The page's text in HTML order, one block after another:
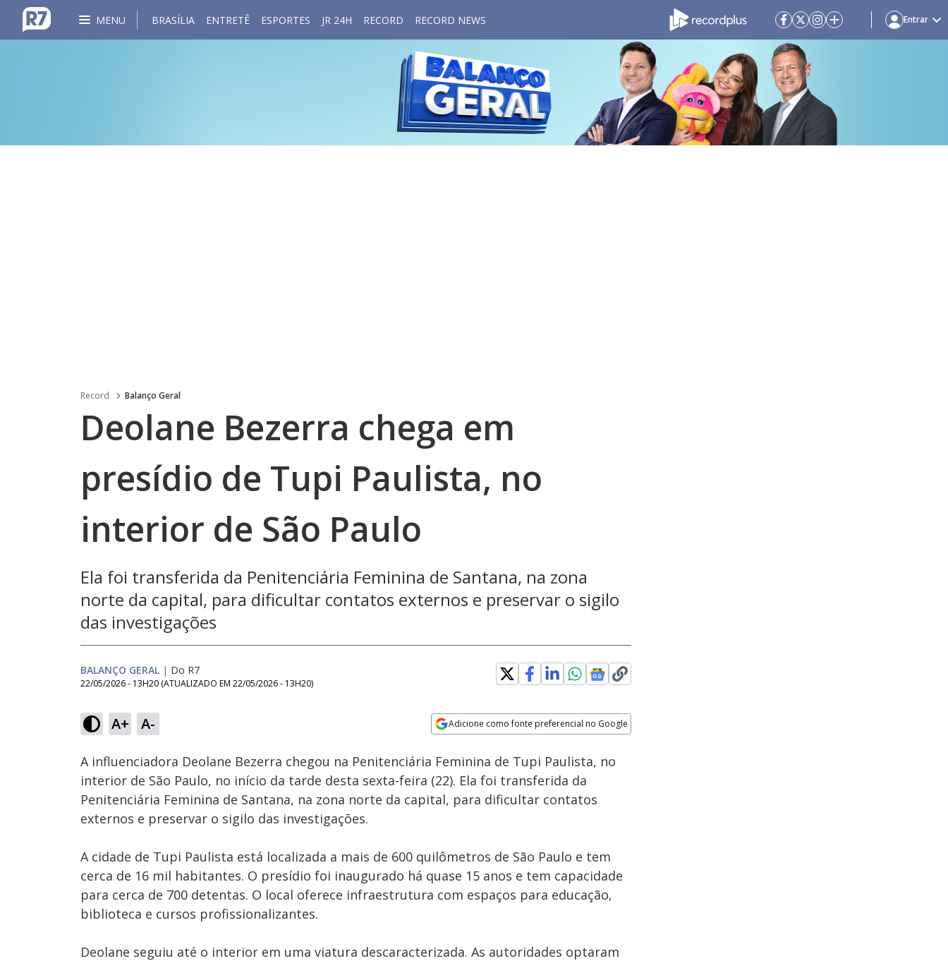
MENU BRASÍLIA ENTRETÊ ESPORTES JR 24H RECORD RECORD NEWS Entrar
Record Balanço Geral
Deolane Bezerra chega em
presídio de Tupi Paulista, no
interior de São Paulo
Ela foi transferida da Penitenciária Feminina de Santana, na zona
norte da capital, para dificultar contatos externos e preservar o sigilo
das investigações
BALANÇO GERAL | Do R7
22/05/2026 - 13H20 (ATUALIZADO EM 22/05/2026 - 13H20)
A+ A- Adicione como fonte preferencial no Google
Ativar
Som
Velocidade
A influenciadora Deolane Bezerra chegou na Penitenciária Feminina de Tupi Paulista, no
interior de São Paulo, no início da tarde desta sexta-feira (22). Ela foi transferida da
Penitenciária Feminina de Santana, na zona norte da capital, para dificultar contatos
externos e preservar o sigilo das investigações.
A cidade de Tupi Paulista está localizada a mais de 600 quilômetros de São Paulo e tem
cerca de 16 mil habitantes. O presídio foi inaugurado há quase 15 anos e tem capacidade
para cerca de 700 detentas. O local oferece infraestrutura com espaços para educação,
biblioteca e cursos profissionalizantes.
Deolane seguiu até o interior em uma viatura descaracterizada. As autoridades optaram